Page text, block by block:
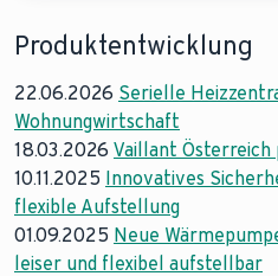
Produktentwicklung
22.06.2026 Serielle
Wohnungwirtschaft
18.03.2026 Vaillant Österreich
10.11.2025 Innovatives
flexible Aufstellung
01.09.2025 Neue
leiser und flexibel aufstellbar